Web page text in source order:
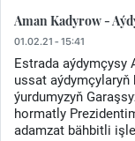
Aman Kadyrow -
01.02.21 - 15:41
Estrada aýdymçysy
ussat aýdymçylaryň
ýurdumyzyň
hormatly
adamzat bähbitli